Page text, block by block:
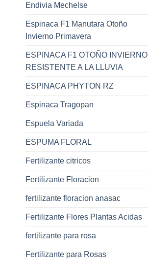
Endivia Mechelse
Espinaca F1 Manutara Otoño
Invierno Primavera
ESPINACA F1 OTOÑO INVIERNO
RESISTENTE A LA LLUVIA
ESPINACA PHYTON RZ
Espinaca Tragopan
Espuela Variada
ESPUMA FLORAL
Fertilizante citricos
Fertilizante Floracion
fertilizante floracion anasac
Fertilizante Flores Plantas Acidas
fertilizante para rosa
Fertilizante para Rosas